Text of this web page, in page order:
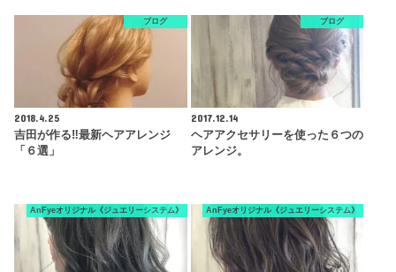
ブログ
2018.4.25
吉田が作る‼︎最新ヘアアレンジ
「６選」
ブログ
2017.12.14
ヘアアクセサリーを使った６つの
アレンジ。
AnFyeオリジナル《ジュエリーシステム》 AnFyeオリジナル《ジュエリーシステム》